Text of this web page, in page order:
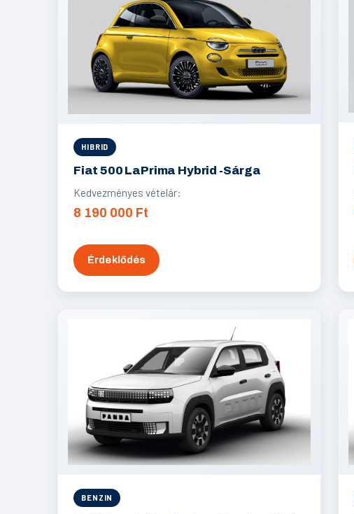
HIBRID
Fiat 500 LaPrima Hybrid -Sárga
Kedvezményes vételár:
8 190 000 Ft
Érdeklődés
BENZIN